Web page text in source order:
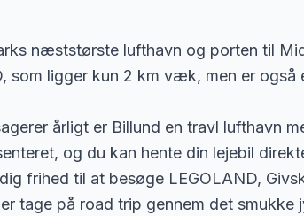
næststørste lufthavn og porten til
som ligger kun 2 km væk, men er
årligt er Billund en travl lufthavn
og du kan hente din lejebil
frihed til at besøge LEGOLAND,
tage på road trip gennem det smukke